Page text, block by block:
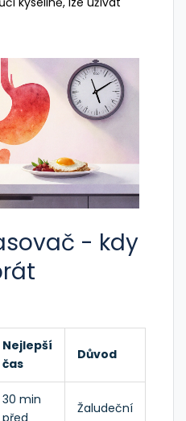
- kdy
Nejlepší
čas
Důvod
30 min
před
Žaludeční